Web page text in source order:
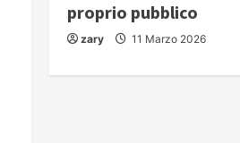
proprio pubblico
zary 11 Marzo 2026